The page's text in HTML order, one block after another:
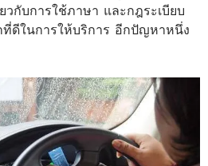
วกับการใช้ภาษา และกฎระเบียบ
ที่ดีในการให้บริการ อีกปัญหาหนึ่ง